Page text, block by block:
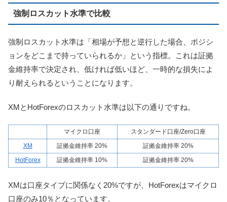
強制ロスカット水準で比較
強制ロスカット水準は「相場が予想と逆行した場合、ポジシ
ョンをどこまで持っていられるか」という指標。これは証拠
金維持率で決定され、低ければ低いほど、一時的な損失によ
り耐えられるということになります。
XMとHotForexのロスカット水準は以下の通りですね。
マイクロ口座
スタンダード口座/Zero口座
XM
証拠金維持率 20%
証拠金維持率 20%
HotForex
証拠金維持率 10% 証拠金維持率 20%
XMは口座タイプに関係なく20%ですが、HotForexはマイクロ
口座のみ10％となっています。